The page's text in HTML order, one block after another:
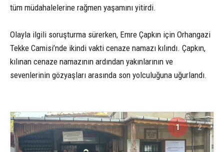
tüm müdahalelerine rağmen yaşamını yitirdi.
Olayla ilgili soruşturma sürerken, Emre Çapkın için Orhangazi
Tekke Camisi’nde ikindi vakti cenaze namazı kılındı. Çapkın,
kılınan cenaze namazının ardından yakınlarının ve
sevenlerinin gözyaşları arasında son yolculuğuna uğurlandı.
1 2